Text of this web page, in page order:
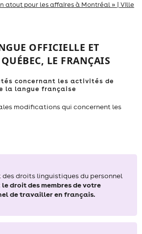
atout pour les affaires à Montréal » | Ville
OFFICIELLE ET
LE FRANÇAIS
concernant les activités de
la langue française
modifications qui concernent les
des droits linguistiques du personnel
le droit des membres de votre
de travailler en français.